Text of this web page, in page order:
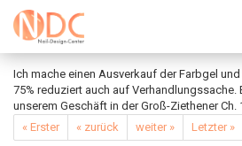
Ich mache einen Ausverkauf der Farbgel
75% reduziert auch auf Verhandlungssache.
unserem Geschäft in der Groß-Ziethener Ch.
« Erster
« zurück weiter »
Letzter »